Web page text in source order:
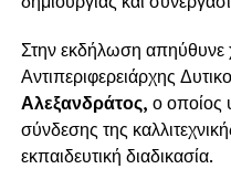
Στην εκδήλωση απηύθυνε
Αντιπεριφερειάρχης
Αλεξανδράτος, ο οποίος
σύνδεσης της
εκπαιδευτική διαδικασία.